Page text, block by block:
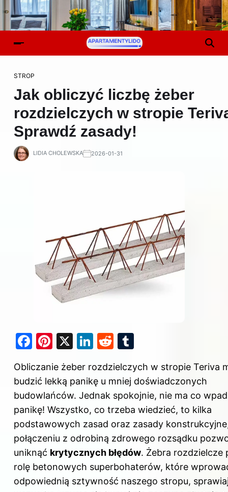
STROP
Jak obliczyć liczbę żeber
rozdzielczych w stropie
Sprawdź zasady!
LIDIA CHOLEWSKA 2026-01-31
F
c
e
b
o
o
k
Pi
er
e
st
X
Li
k
e
dI
n
R
d
di
t
m
bl
r
Obliczanie żeber rozdzielczych w stropie Teriva
budzić lekką panikę u mniej doświadczonych
budowlańców. Jednak spokojnie, nie ma co
panikę! Wszystko, co trzeba wiedzieć, to kilka
podstawowych zasad oraz zasady
połączeniu z odrobiną zdrowego rozsądku
uniknąć krytycznych błędów. Żebra rozdzielcze
rolę betonowych superbohaterów, które
odpowiednią sztywność naszego stropu,